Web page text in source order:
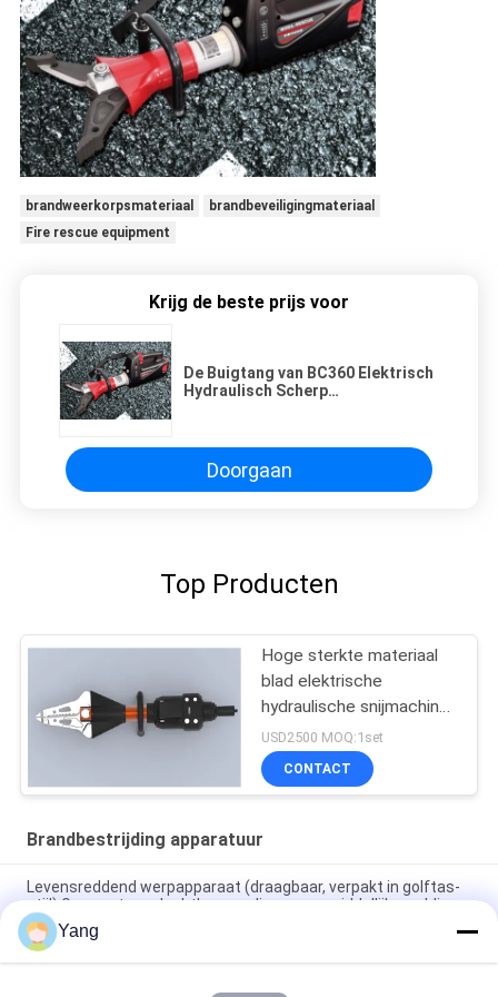
brandweerkorpsmateriaal
brandbeveiligingmateriaal
Fire rescue equipment
Krijg de beste prijs voor
De Buigtang van BC360 Elektrisch
Hydraulisch Scherp
Doorgaan
Top Producten
Hoge sterkte materiaal
blad elektrische
hydraulische snijmachine
expander
USD2500 MOQ:1set
CONTACT
Brandbestrijding apparatuur
Levensreddend werpapparaat (draagbaar, verpakt in golftas-
stijl) Geen externe luchtbron nodig voor onmiddellijke redding,
is uitgerust met een manometer.
Onderlichterkoeling voor nieuwe energievoertuigen (Cart-type)
Yang